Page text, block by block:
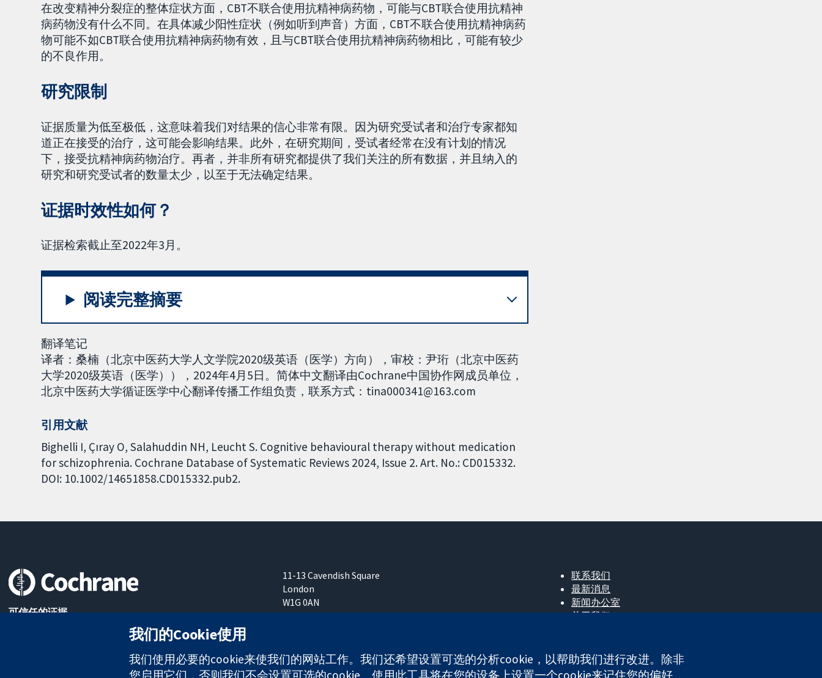
在改变精神分裂症的整体症状方面，CBT不联合使用抗精神病药物，可能与CBT联合使用抗精神
病药物没有什么不同。在具体减少阳性症状（例如听到声音）方面，CBT不联合使用抗精神病药
物可能不如CBT联合使用抗精神病药物有效，且与CBT联合使用抗精神病药物相比，可能有较少
的不良作用。
研究限制
证据质量为低至极低，这意味着我们对结果的信心非常有限。因为研究受试者和治疗专家都知
道正在接受的治疗，这可能会影响结果。此外，在研究期间，受试者经常在没有计划的情况
下，接受抗精神病药物治疗。再者，并非所有研究都提供了我们关注的所有数据，并且纳入的
研究和研究受试者的数量太少，以至于无法确定结果。
证据时效性如何？
证据检索截止至2022年3月。
阅读完整摘要
翻译笔记
译者：桑楠（北京中医药大学人文学院2020级英语（医学）方向），审校：尹珩（北京中医药
大学2020级英语（医学）），2024年4月5日。简体中文翻译由Cochrane中国协作网成员单位，
北京中医药大学循证医学中心翻译传播工作组负责，联系方式：tina000341@163.com
引用文献
Bighelli I, Çıray O, Salahuddin NH, Leucht S. Cognitive behavioural therapy without medication
for schizophrenia. Cochrane Database of Systematic Reviews 2024, Issue 2. Art. No.: CD015332.
DOI: 10.1002/14651858.CD015332.pub2.
可信任的证据
11-13 Cavendish Square
London
W1G 0AN
United Kingdom
联系我们
最新消息
新闻办公室
关于我们
我们的Cookie使用
我们使用必要的cookie来使我们的网站工作。我们还希望设置可选的分析cookie，以帮助我们进行改进。除非
您启用它们，否则我们不会设置可选的cookie。使用此工具将在您的设备上设置一个cookie来记住您的偏好。